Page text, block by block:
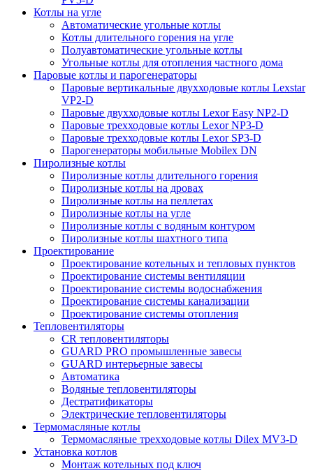
Котлы на угле
Автоматические угольные котлы
Котлы длительного горения на угле
Полуавтоматические угольные котлы
Угольные котлы для отопления частного дома
Паровые котлы и парогенераторы
Паровые вертикальные двухходовые котлы Lexstar
VP2-D
Паровые двухходовые котлы Lexor Easy NP2-D
Паровые трехходовые котлы Lexor NP3-D
Паровые трехходовые котлы Lexor SP3-D
Парогенераторы мобильные Mobilex DN
Пиролизные котлы
Пиролизные котлы длительного горения
Пиролизные котлы на дровах
Пиролизные котлы на пеллетах
Пиролизные котлы на угле
Пиролизные котлы с водяным контуром
Пиролизные котлы шахтного типа
Проектирование
Проектирование котельных и тепловых пунктов
Проектирование системы вентиляции
Проектирование системы водоснабжения
Проектирование системы канализации
Проектирование системы отопления
Тепловентиляторы
CR тепловентиляторы
GUARD PRO промышленные завесы
GUARD интерьерные завесы
Автоматика
Водяные тепловентиляторы
Дестратификаторы
Электрические тепловентиляторы
Термомасляные котлы
Термомасляные трехходовые котлы Dilex MV3-D
Установка котлов
Монтаж котельных под ключ